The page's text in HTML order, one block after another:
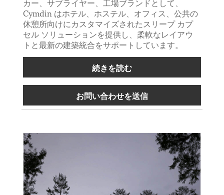
Cymdin はホテル、ホステル、オフィス、公共の
休憩所向けにカスタマイズされたスリープ カプ
セル ソリューションを提供し、柔軟なレイアウ
トと最新の建築統合をサポートしています。
続きを読む
お問い合わせを送信